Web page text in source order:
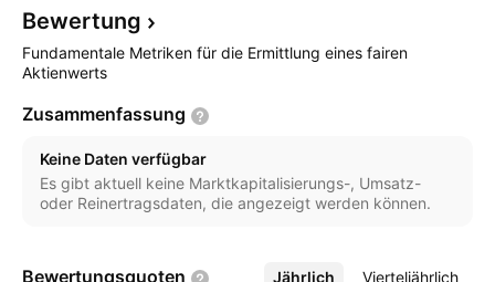
Bewertung
Fundamentale Metriken für die Ermittlung eines fairen
Aktienwerts
Zusammenfassung
Keine Daten verfügbar
Es gibt aktuell keine Marktkapitalisierungs-, Umsatz-
oder Reinertragsdaten, die angezeigt werden können.
Bewertungsquoten Jährlich Vierteljährlich
Mehr